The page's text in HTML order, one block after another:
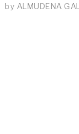
by ALMUDENA